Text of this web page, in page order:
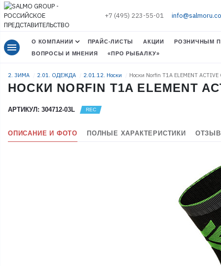
+7 (495) 223-55-01
menu О КОМПАНИИ ПРАЙС-ЛИСТЫ АКЦИИ
РОЗНИЧНЫМ
ВОПРОСЫ И МНЕНИЯ
«ПРО РЫБАЛКУ»
2. ЗИМА 2.01. ОДЕЖДА 2.01.12. Носки Носки Norfin T1A ELEMENT
НОСКИ NORFIN T1A ELEMENT
АРТИКУЛ: 304712-03L
ОПИСАНИЕ И ФОТО ПОЛНЫЕ ХАРАКТЕРИСТИКИ